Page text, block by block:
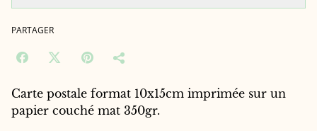
PARTAGER
Carte postale format 10x15cm imprimée sur un
papier couché mat 350gr.